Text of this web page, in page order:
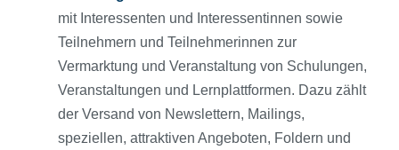
mit Interessenten und Interessentinnen sowie
Teilnehmern und Teilnehmerinnen zur
Vermarktung und Veranstaltung von Schulungen,
Veranstaltungen und Lernplattformen. Dazu zählt
der Versand von Newslettern, Mailings,
speziellen, attraktiven Angeboten, Foldern und